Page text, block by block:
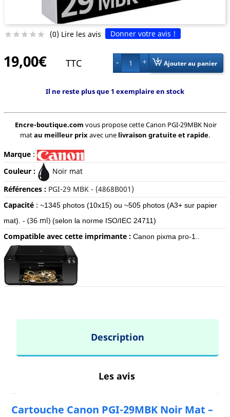
     (0) Lire les avis Donner votre avis !
19,00€ TTC 1 Ajouter au panier
Il ne reste plus que 1 exemplaire en stock
Encre-boutique.com vous propose cette Canon PGI-29MBK Noir
matau meilleur prixavec une livraison gratuite et rapide.
Marque:
Couleur :
Noir mat
Références : PGI-29 MBK - (4868B001)
Capacité: ~1345 photos (10x15) ou ~505 photos (A3+ sur papier
mat). - (36 ml) (selon la norme ISO/IEC 24711)
Compatible avec cette imprimante : Canon pixma pro-1..
Description
Les avis
Cartouche Canon PGI-29MBK Noir Mat –